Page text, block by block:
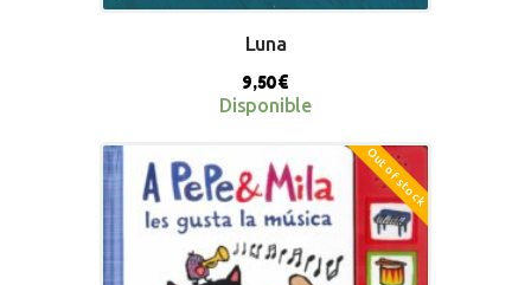
BUY NOW
Luna
9,50€
Disponible
Out of stock